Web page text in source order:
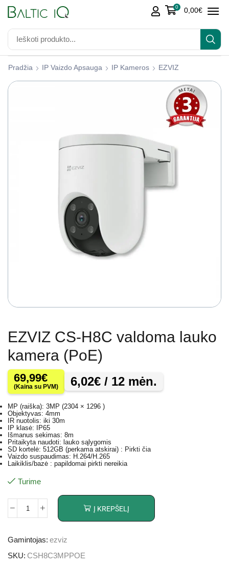
0 0,00€
Pradžia IP Vaizdo Apsauga IP Kameros EZVIZ
EZVIZ CS-H8C valdoma lauko
kamera (PoE)
69,99€
(Kaina su PVM) 6,02€ / 12 mėn.
MP (raiška): 3MP (2304 × 1296 )
Objektyvas: 4mm
IR nuotolis: iki 30m
IP klasė: IP65
Išmanus sekimas: 8m
Pritaikyta naudoti: lauko sąlygomis
SD kortelė: 512GB (perkama atskirai) : Pirkti čia
Vaizdo suspaudimas: H.264/H.265
Laikiklis/bazė : papildomai pirkti nereikia
Turime
Į KREPŠELĮ
Gamintojas: ezviz
SKU: CSH8C3MPPOE